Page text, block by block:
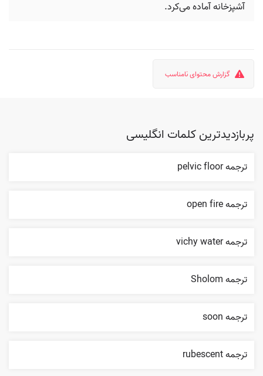
آشپزخانه آماده می‌کرد.
گزارش محتوای نامناسب
پربازدیدترین کلمات انگلیسی
ترجمه pelvic floor
ترجمه open fire
ترجمه vichy water
ترجمه Sholom
ترجمه soon
ترجمه rubescent